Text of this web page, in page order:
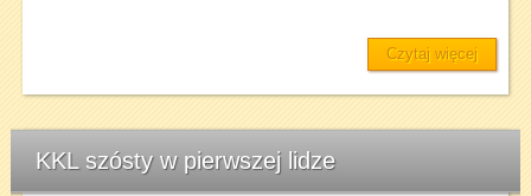
Czytaj więcej
KKL szósty w pierwszej lidze